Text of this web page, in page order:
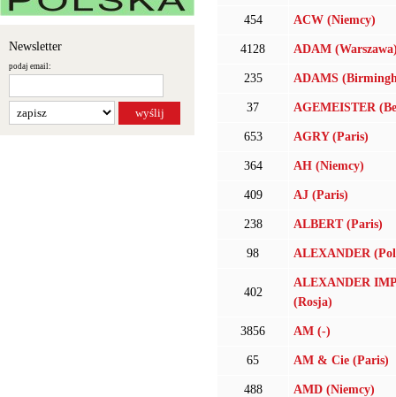
Newsletter
podaj email:
454 ACW (Niemcy)
4128 ADAM
235 ADAMS
37 AGEMEISTER
653 AGRY (Paris)
364 AH (Niemcy)
409 AJ (Paris)
238 ALBERT (Paris)
98 ALEXANDER
402
ALEXANDER
(Rosja)
3856 AM (-)
65 AM & Cie (Paris)
488 AMD (Niemcy)